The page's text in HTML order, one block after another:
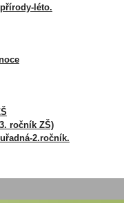
léto.
ročník ZŠ)
2.ročník.